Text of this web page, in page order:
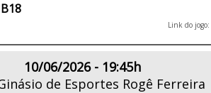
Link do jogo:
10/06/2026 - 19:45h
de Esportes Rogê Ferreira